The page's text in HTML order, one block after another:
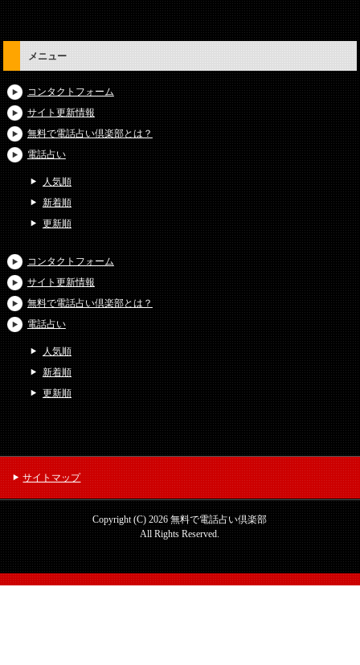
メニュー
コンタクトフォーム
サイト更新情報
無料で電話占い倶楽部とは？
電話占い
人気順
新着順
更新順
コンタクトフォーム
サイト更新情報
無料で電話占い倶楽部とは？
電話占い
人気順
新着順
更新順
サイトマップ
Copyright (C) 2026 無料で電話占い倶楽部
All Rights Reserved.